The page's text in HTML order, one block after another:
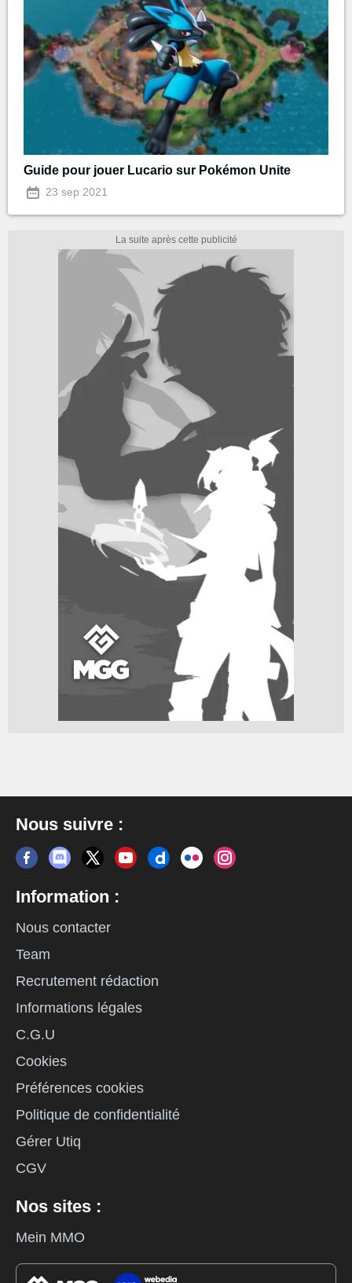
Guide pour jouer Lucario sur Pokémon Unite
23 sep 2021
Nous suivre :
Information :
Nous contacter
Team
Recrutement rédaction
Informations légales
C.G.U
Cookies
Préférences cookies
Politique de confidentialité
Gérer Utiq
CGV
Nos sites :
Mein MMO